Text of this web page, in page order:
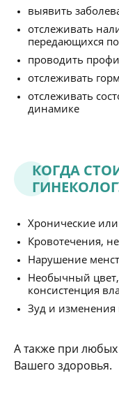
выявить
отслеживать
передающихся
проводить
отслеживать
отслеживать
динамике
КОГДА
Хронические или
Кровотечения,
Нарушение
Необычный
консистенция
Зуд и изменения
А также при
Вашего здоровья.